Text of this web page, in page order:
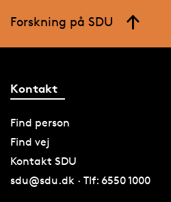
Forskning på SDU
Kontakt
Find person
Find vej
Kontakt SDU
sdu@sdu.dk · Tlf: 6550 1000